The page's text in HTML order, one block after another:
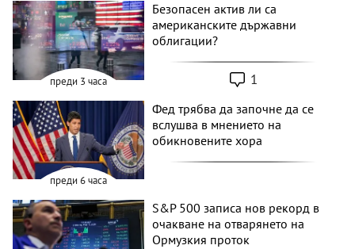
преди 3 часа
Безопасен актив ли са
американските държавни
облигации?
1
преди 6 часа
Фед трябва да започне да се
вслушва в мнението на
обикновените хора
S&P 500 записа нов рекорд в
очакване на отварянето на
Ормузкия проток